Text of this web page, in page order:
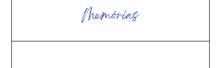
Memórias